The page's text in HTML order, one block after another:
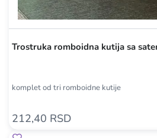
Trostruka romboidna kutija sa
komplet od tri romboidne kutije
212,40 RSD